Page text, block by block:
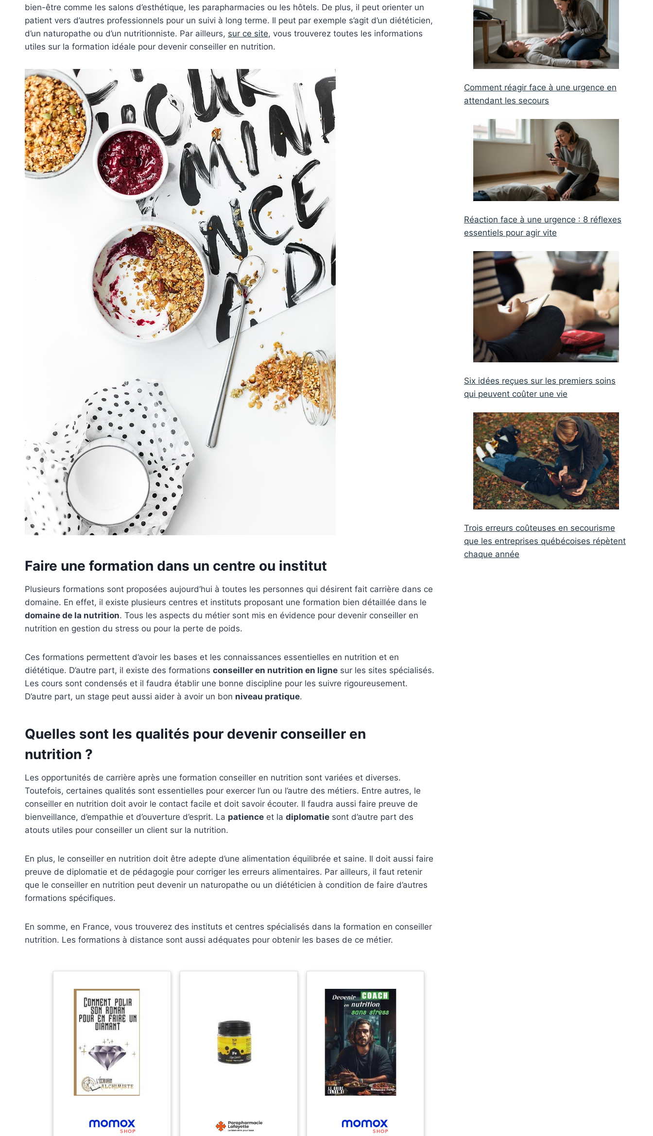
bien-être comme les salons d’esthétique, les parapharmacies ou les hôtels. De plus, il peut orienter un
patient vers d’autres professionnels pour un suivi à long terme. Il peut par exemple s’agit d’un diététicien,
d’un naturopathe ou d’un nutritionniste. Par ailleurs, sur ce site, vous trouverez toutes les informations
utiles sur la formation idéale pour devenir conseiller en nutrition.
Faire une formation dans un centre ou institut
Plusieurs formations sont proposées aujourd’hui à toutes les personnes qui désirent fait carrière dans ce
domaine. En effet, il existe plusieurs centres et instituts proposant une formation bien détaillée dans le
domaine de la nutrition. Tous les aspects du métier sont mis en évidence pour devenir conseiller en
nutrition en gestion du stress ou pour la perte de poids.
Ces formations permettent d’avoir les bases et les connaissances essentielles en nutrition et en
diététique. D’autre part, il existe des formations conseiller en nutrition en ligne sur les sites spécialisés.
Les cours sont condensés et il faudra établir une bonne discipline pour les suivre rigoureusement.
D’autre part, un stage peut aussi aider à avoir un bon niveau pratique.
Quelles sont les qualités pour devenir conseiller en
nutrition ?
Les opportunités de carrière après une formation conseiller en nutrition sont variées et diverses.
Toutefois, certaines qualités sont essentielles pour exercer l’un ou l’autre des métiers. Entre autres, le
conseiller en nutrition doit avoir le contact facile et doit savoir écouter. Il faudra aussi faire preuve de
bienveillance, d’empathie et d’ouverture d’esprit. La patience et la diplomatie sont d’autre part des
atouts utiles pour conseiller un client sur la nutrition.
En plus, le conseiller en nutrition doit être adepte d’une alimentation équilibrée et saine. Il doit aussi faire
preuve de diplomatie et de pédagogie pour corriger les erreurs alimentaires. Par ailleurs, il faut retenir
que le conseiller en nutrition peut devenir un naturopathe ou un diététicien à condition de faire d’autres
formations spécifiques.
En somme, en France, vous trouverez des instituts et centres spécialisés dans la formation en conseiller
nutrition. Les formations à distance sont aussi adéquates pour obtenir les bases de ce métier.
Comment réagir face à une urgence en
attendant les secours
Réaction face à une urgence : 8 réflexes
essentiels pour agir vite
Six idées reçues sur les premiers soins
qui peuvent coûter une vie
Trois erreurs coûteuses en secourisme
que les entreprises québécoises répètent
chaque année